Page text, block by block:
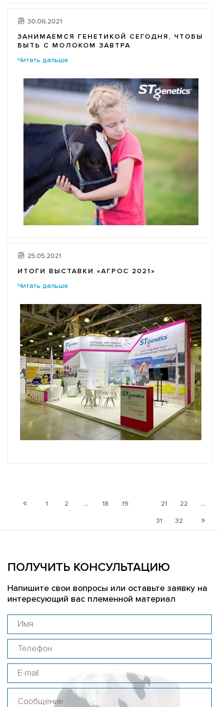
30.06.2021
ЗАНИМАЕМСЯ ГЕНЕТИКОЙ СЕГОДНЯ, ЧТОБЫ
БЫТЬ С МОЛОКОМ ЗАВТРА
Читать дальше
25.05.2021
ИТОГИ ВЫСТАВКИ «АГРОС 2021»
Читать дальше
1 2 ... 18 19 21 22 ...
31 32
ПОЛУЧИТЬ КОНСУЛЬТАЦИЮ
Напишите свои вопросы или оставьте заявку на
интересующий вас племенной материал